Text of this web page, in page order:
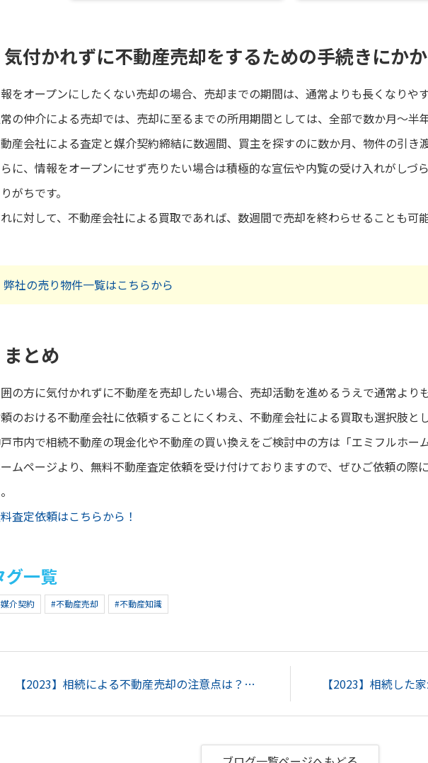
気付かれずに不動産売却をするための手続きにか
をオープンにしたくない売却の場合、売却までの期間は、通常よりも長くなりや
の仲介による売却では、売却に至るまでの所用期間としては、全部で数か月～半
産会社による査定と媒介契約締結に数週間、買主を探すのに数か月、物件の引き
に、情報をオープンにせず売りたい場合は積極的な宣伝や内覧の受け入れがしづ
がちです。
に対して、不動産会社による買取であれば、数週間で売却を終わらせることも可能
弊社の売り物件一覧はこちらから
まとめ
の方に気付かれずに不動産を売却したい場合、売却活動を進めるうえで通常より
のおける不動産会社に依頼することにくわえ、不動産会社による買取も選択肢と
市内で相続不動産の現金化や不動産の買い換えをご検討中の方は「エミフルホー
ムページより、無料不動産査定依頼を受け付けておりますので、ぜひご依頼の際
査定依頼はこちらから！
グ一覧
介契約 #不動産売却 #不動産知識
【2023】相続による不動産売却の注意点は？名義変更や期限、媒介契約について解説！...